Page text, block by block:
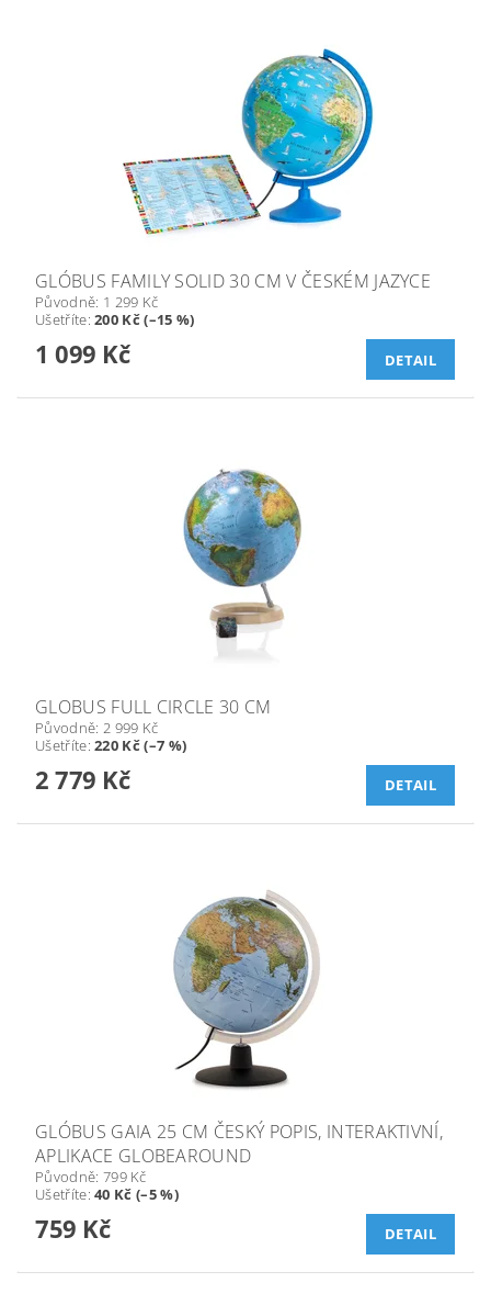
GLÓBUS FAMILY SOLID 30 CM V ČESKÉM JAZYCE
Původně: 1 299 Kč
Ušetříte:200 Kč (–15 %)
1 099 Kč DETAIL
GLOBUS FULL CIRCLE 30 CM
Původně: 2 999 Kč
Ušetříte:220 Kč (–7 %)
2 779 Kč DETAIL
GLÓBUS GAIA 25 CM ČESKÝ POPIS, INTERAKTIVNÍ,
APLIKACE GLOBEAROUND
Původně: 799 Kč
Ušetříte:40 Kč (–5 %)
759 Kč DETAIL